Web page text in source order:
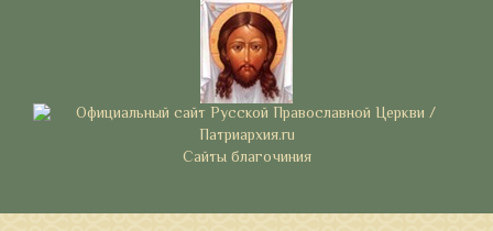
Сайты благочиния